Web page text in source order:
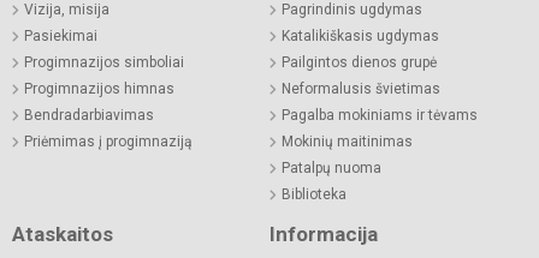
Vizija, misija
Pasiekimai
Progimnazijos simboliai
Progimnazijos himnas
Bendradarbiavimas
Priėmimas į progimnaziją
Pagrindinis ugdymas
Katalikiškasis ugdymas
Pailgintos dienos grupė
Neformalusis švietimas
Pagalba mokiniams ir tėvams
Mokinių maitinimas
Patalpų nuoma
Biblioteka
Ataskaitos Informacija